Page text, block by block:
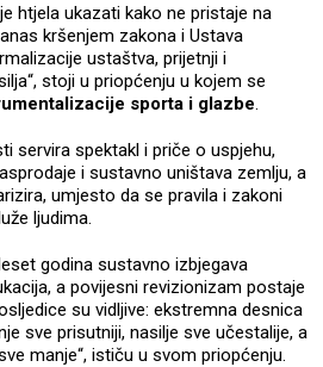
htjela ukazati kako ne pristaje na
kršenjem zakona i Ustava
ustaštva, prijetnji i
stoji u priopćenju u kojem se
sporta i glazbe.
servira spektakl i priče o uspjehu,
i sustavno uništava zemlju, a
umjesto da se pravila i zakoni
ljudima.
godina sustavno izbjegava
a povijesni revizionizam postaje
su vidljive: ekstremna desnica
sve prisutniji, nasilje sve učestalije, a
manje“, ističu u svom priopćenju.